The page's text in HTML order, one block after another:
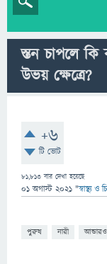
স্তন চাপলে
উভয় ক্ষেত্রে?
+6
টি ভোট
81,813 বার দেখা হয়েছে
01 অগাস্ট 2021 "স্বাস্থ্য ও
পুরুষ নারী